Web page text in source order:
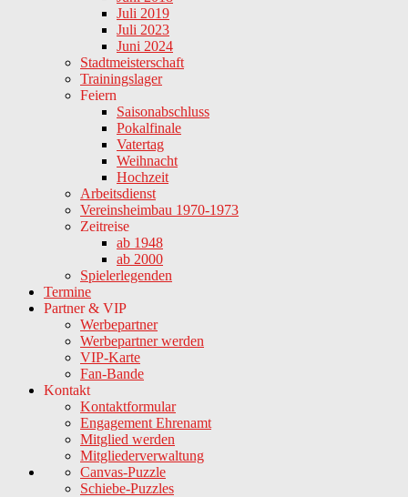
Juli 2019
Juli 2023
Juni 2024
Stadtmeisterschaft
Trainingslager
Feiern
Saisonabschluss
Pokalfinale
Vatertag
Weihnacht
Hochzeit
Arbeitsdienst
Vereinsheimbau 1970-1973
Zeitreise
ab 1948
ab 2000
Spielerlegenden
Termine
Partner & VIP
Werbepartner
Werbepartner werden
VIP-Karte
Fan-Bande
Kontakt
Kontaktformular
Engagement Ehrenamt
Mitglied werden
Mitgliederverwaltung
Canvas-Puzzle
Schiebe-Puzzles